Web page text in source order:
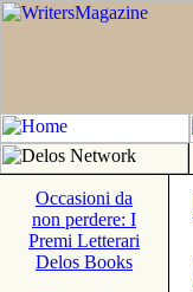
Occasioni da
non perdere: I
Premi Letterari
Delos Books